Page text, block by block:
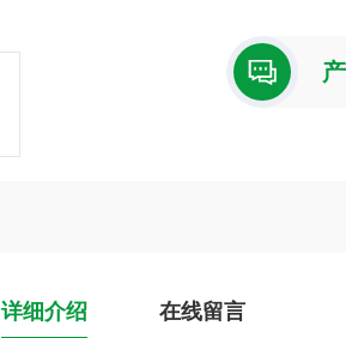
详细介绍 在线留言